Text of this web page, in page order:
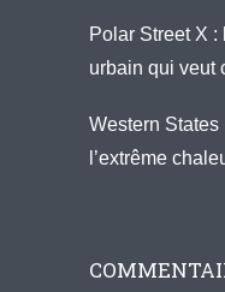
Polar Street X
urbain qui veut
Western
l’extrême